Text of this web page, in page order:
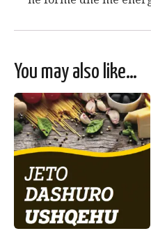
You may also like…